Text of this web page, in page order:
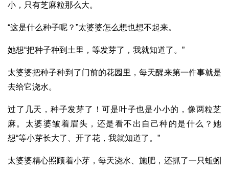
小，只有芝麻粒那么大。
“这是什么种子呢？”太婆婆怎么想也想不起来。
她想“把种子种到土里，等发芽了，我就知道了。”
太婆婆把种子种到了门前的花园里，每天醒来第一件事就是
去给它浇水。
过了几天，种子发芽了！可是叶子也是小小的，像两粒芝
麻。太婆婆皱着眉头，还是看不出自己种的是什么？她
想“等小芽长大了、开了花，我就知道了。”
太婆婆精心照顾着小芽，每天浇水、施肥，还抓了一只蚯蚓